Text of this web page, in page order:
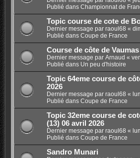
Publié dans Championnat de
Topic course de cote de
Dernier message par raoul68 «
Publié dans Coupe de France
Course de côte de Vaumas
Dernier message par Arnaud «
Publié dans Un peu d'histoire
Topic 64eme course de
2026
Dernier message par raoul68 «
Publié dans Coupe de France
Topic 32eme course de
(13) 06 avril 2026
Dernier message par raoul68 «
Publié dans Coupe de France
Sandro Munari